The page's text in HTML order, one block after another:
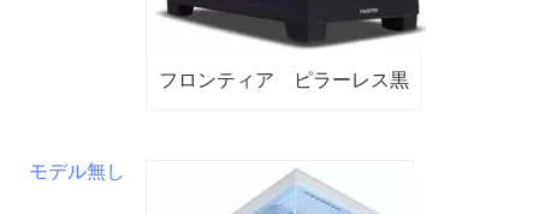
フロンティア ピラーレス黒
モデル無し